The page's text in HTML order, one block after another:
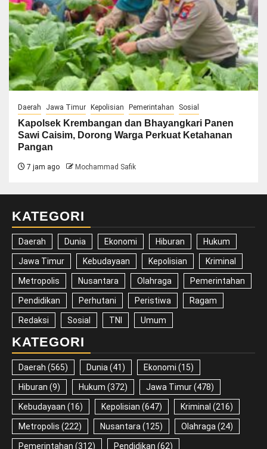
Daerah Jawa Timur Kepolisian Pemerintahan Sosial
Kapolsek Krembangan dan Bhayangkari Panen
Sawi Caisim, Dorong Warga Perkuat Ketahanan
Pangan
7 jam ago Mochammad Safik
KATEGORI
Daerah Dunia Ekonomi Hiburan Hukum
Jawa Timur Kebudayaan Kepolisian Kriminal
Metropolis Nusantara Olahraga Pemerintahan
Pendidikan Perhutani Peristiwa Ragam
Redaksi Sosial TNI Umum
KATEGORI
Daerah (565) Dunia (41) Ekonomi (15)
Hiburan (9) Hukum (372) Jawa Timur(478)
Kebudayaan (16) Kepolisian (647) Kriminal (216)
Metropolis (222) Nusantara (125) Olahraga (24)
Pemerintahan (312) Pendidikan (62)